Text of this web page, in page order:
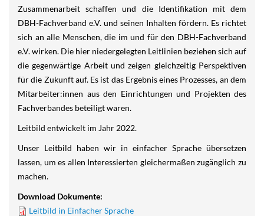
Zusammenarbeit schaffen und die Identifikation mit dem
DBH-Fachverband e.V. und seinen Inhalten fördern. Es richtet
sich an alle Menschen, die im und für den DBH-Fachverband
e.V. wirken. Die hier niedergelegten Leitlinien beziehen sich auf
die gegenwärtige Arbeit und zeigen gleichzeitig Perspektiven
für die Zukunft auf. Es ist das Ergebnis eines Prozesses, an dem
Mitarbeiter:innen aus den Einrichtungen und Projekten des
Fachverbandes beteiligt waren.
Leitbild entwickelt im Jahr 2022.
Unser Leitbild haben wir in einfacher Sprache übersetzen
lassen, um es allen Interessierten gleichermaßen zugänglich zu
machen.
Download Dokumente:
Leitbild in Einfacher Sprache